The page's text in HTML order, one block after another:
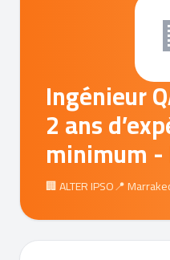
Ingénieur
2 ans
minimum
🏢 ALTER IPSO📍